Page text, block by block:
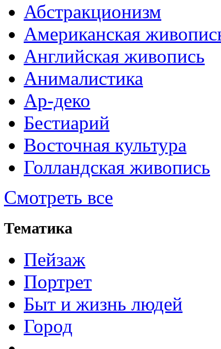
Абстракционизм
Американская
Английская живопись
Анималистика
Ар-деко
Бестиарий
Восточная культура
Голландская живопись
Смотреть все
Тематика
Пейзаж
Портрет
Быт и жизнь людей
Город